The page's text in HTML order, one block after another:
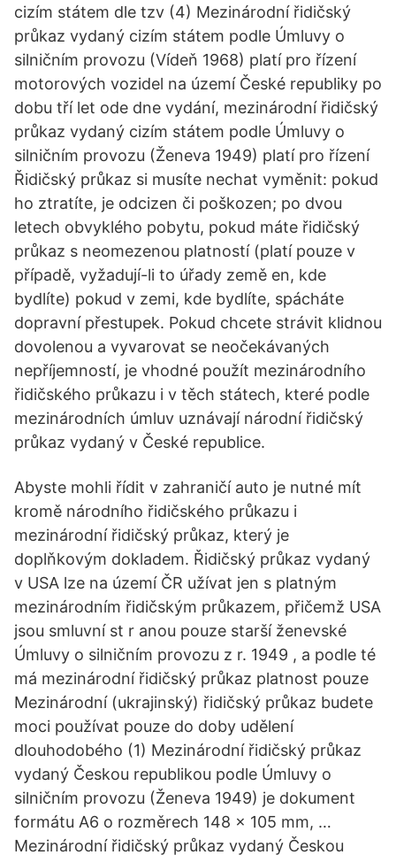
cizím státem dle tzv (4) Mezinárodní řidičský
průkaz vydaný cizím státem podle Úmluvy o
silničním provozu (Vídeň 1968) platí pro řízení
motorových vozidel na území České republiky po
dobu tří let ode dne vydání, mezinárodní řidičský
průkaz vydaný cizím státem podle Úmluvy o
silničním provozu (Ženeva 1949) platí pro řízení
Řidičský průkaz si musíte nechat vyměnit: pokud
ho ztratíte, je odcizen či poškozen; po dvou
letech obvyklého pobytu, pokud máte řidičský
průkaz s neomezenou platností (platí pouze v
případě, vyžadují-li to úřady země en, kde
bydlíte) pokud v zemi, kde bydlíte, spácháte
dopravní přestupek. Pokud chcete strávit klidnou
dovolenou a vyvarovat se neočekávaných
nepříjemností, je vhodné použít mezinárodního
řidičského průkazu i v těch státech, které podle
mezinárodních úmluv uznávají národní řidičský
průkaz vydaný v České republice.
Abyste mohli řídit v zahraničí auto je nutné mít
kromě národního řidičského průkazu i
mezinárodní řidičský průkaz, který je
doplňkovým dokladem. Řidičský průkaz vydaný
v USA lze na území ČR užívat jen s platným
mezinárodním řidičským průkazem, přičemž USA
jsou smluvní st r anou pouze starší ženevské
Úmluvy o silničním provozu z r. 1949 , a podle té
má mezinárodní řidičský průkaz platnost pouze
Mezinárodní (ukrajinský) řidičský průkaz budete
moci používat pouze do doby udělení
dlouhodobého (1) Mezinárodní řidičský průkaz
vydaný Českou republikou podle Úmluvy o
silničním provozu (Ženeva 1949) je dokument
formátu A6 o rozměrech 148 x 105 mm, …
Mezinárodní řidičský průkaz vydaný Českou